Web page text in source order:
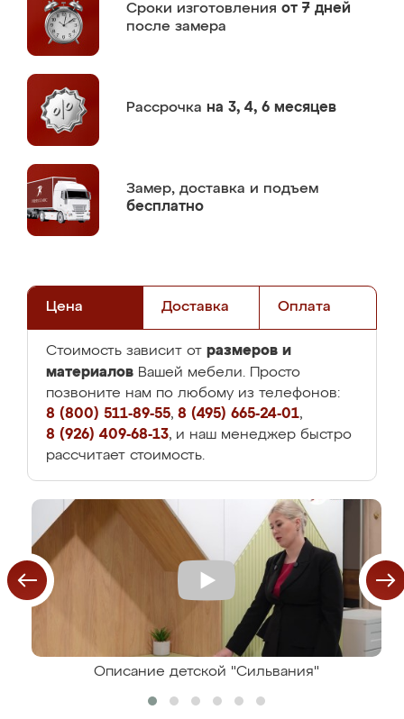
Сроки изготовления от 7 дней
после замера
Рассрочка на 3, 4, 6 месяцев
Замер, доставка и подъем
бесплатно
Цена Доставка Оплата
Стоимость зависит от размеров и
материалов Вашей мебели. Просто
позвоните нам по любому из телефонов:
8 (800) 511-89-55, 8 (495) 665-24-01,
8 (926) 409-68-13, и наш менеджер быстро
рассчитает стоимость.
Описание детской "Сильвания"